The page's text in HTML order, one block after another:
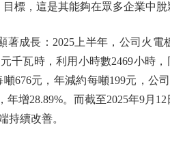
標，這是其能夠在眾多企業中脫
長：2025上半年，公司火電
千瓦時，利用小時數2469小時
676元，年減約每噸199元，公
增28.89%。而截至2025年9月
持續改善。